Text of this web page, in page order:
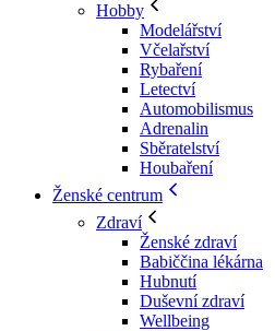
Hobby
Modelářství
Včelařství
Rybaření
Letectví
Automobilismus
Adrenalin
Sběratelství
Houbaření
Ženské centrum
Zdraví
Ženské zdraví
Babiččina lékárna
Hubnutí
Duševní zdraví
Wellbeing